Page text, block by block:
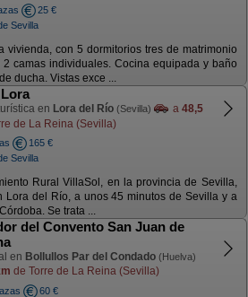
25 €
Sevilla
vivienda, con 5 dormitorios tres de matrimonio
2 camas individuales. Cocina equipada y baño
ducha. Vistas exce ...
en Lora del Río (Sevilla) a 48,5
de La Reina (Sevilla)
165 €
Sevilla
Rural VillaSol, en la provincia de Sevilla,
Lora del Río, a unos 45 minutos de Sevilla y a
Se trata ...
del Convento San Juan de
en Bollullos Par del Condado (Huelva)
de Torre de La Reina (Sevilla)
60 €